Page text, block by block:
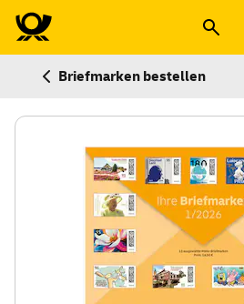
Briefmarken bestellen